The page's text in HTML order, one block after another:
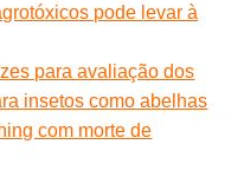
pode levar à
para avaliação dos
insetos como abelhas
com morte de